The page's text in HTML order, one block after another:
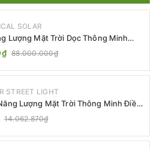
SOLAR
Lượng Mặt Trời Dọc Thông Minh
| ZALAA Jsc
88.000.000₫
STREET LIGHT
Lượng Mặt Trời Thông Minh Điều
GMX01 ZALAA
14.062.870₫